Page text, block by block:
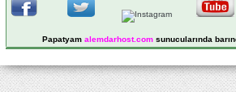
Papatyam alemdarhost.comsunucularında